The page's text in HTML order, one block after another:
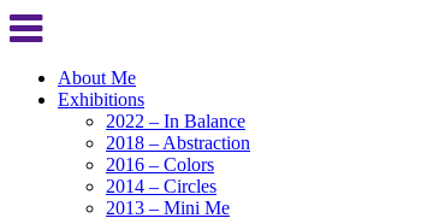
About Me
Exhibitions
2022 – In Balance
2018 – Abstraction
2016 – Colors
2014 – Circles
2013 – Mini Me